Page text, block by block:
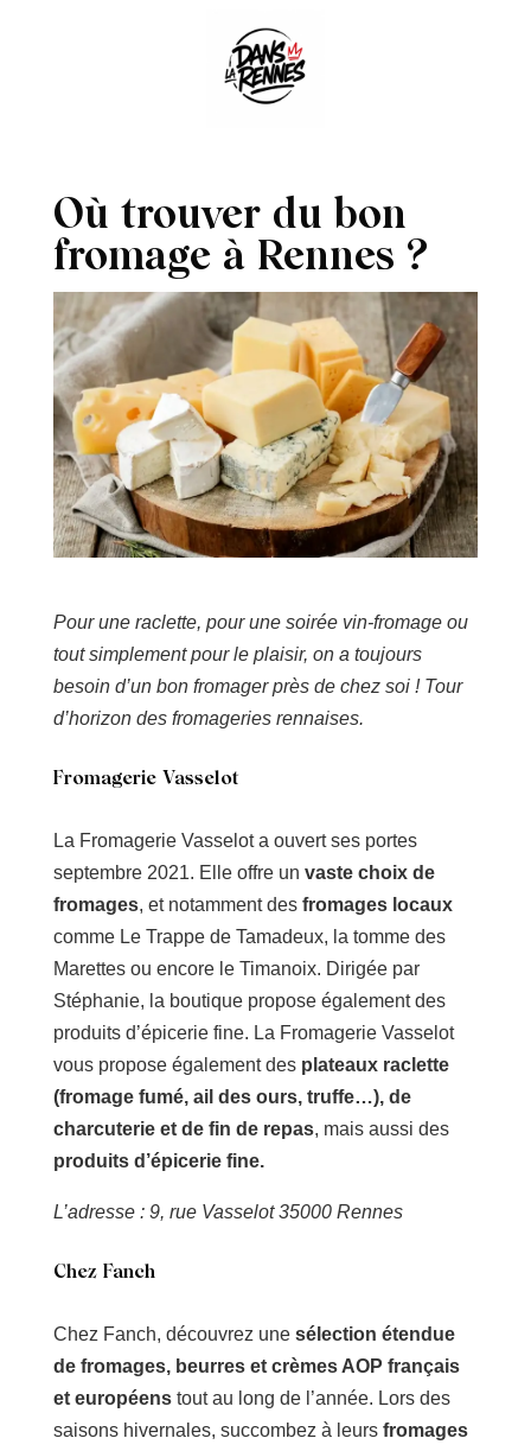
Où trouver du bon
fromage à Rennes ?
Pour une raclette, pour une soirée vin-fromage ou
tout simplement pour le plaisir, on a toujours
besoin d’un bon fromager près de chez soi ! Tour
d’horizon des fromageries rennaises.
Fromagerie Vasselot
La Fromagerie Vasselot a ouvert ses portes
septembre 2021. Elle offre un vaste choix de
fromages, et notamment des fromages locaux
comme Le Trappe de Tamadeux, la tomme des
Marettes ou encore le Timanoix. Dirigée par
Stéphanie, la boutique propose également des
produits d’épicerie fine. La Fromagerie Vasselot
vous propose également des plateaux raclette
(fromage fumé, ail des ours, truffe…), de
charcuterie et de fin de repas, mais aussi des
produits d’épicerie fine.
L’adresse : 9, rue Vasselot 35000 Rennes
Chez Fanch
Chez Fanch, découvrez une sélection étendue
de fromages, beurres et crèmes AOP français
et européenstout au long de l’année. Lors des
saisons hivernales, succombez à leurs fromages